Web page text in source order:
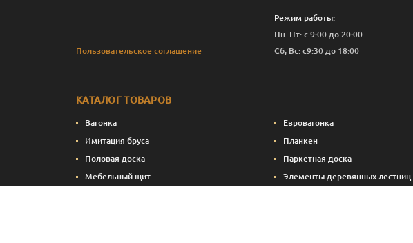
Пользовательское соглашение
Режим работы:
Пн–Пт: с 9:00 до 20:00
Сб, Вс: с9:30 до 18:00
КАТАЛОГ ТОВАРОВ
Вагонка Евровагонка
Имитация бруса
Планкен
Половая доска
Паркетная доска
Мебельный щит
Элементы деревянных лестниц